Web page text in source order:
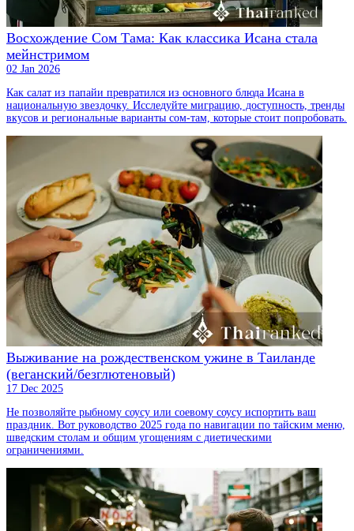
Восхождение Сом Тама: Как классика Исана стала
мейнстримом
02 Jan 2026
Как салат из папайи превратился из основного блюда Исана в
национальную звездочку. Исследуйте миграцию, доступность, тренды
вкусов и региональные варианты сом-там, которые стоит попробовать.
Выживание на рождественском ужине в Таиланде
(веганский/безглютеновый)
17 Dec 2025
Не позволяйте рыбному соусу или соевому соусу испортить ваш
праздник. Вот руководство 2025 года по навигации по тайским меню,
шведским столам и общим угощениям с диетическими
ограничениями.